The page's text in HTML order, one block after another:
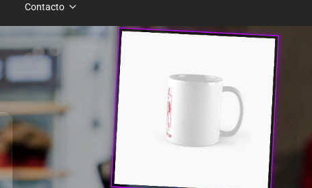
Contacto